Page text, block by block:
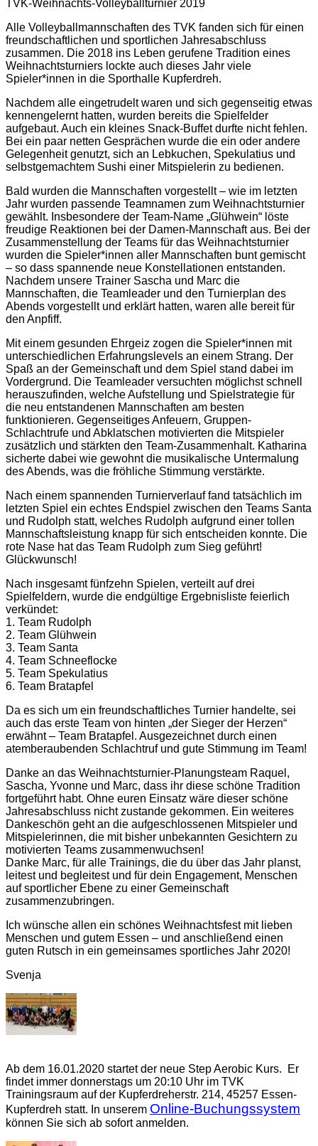
TVK-Weihnachts-Volleyballturnier 2019
Alle Volleyballmannschaften des TVK fanden sich für einen
freundschaftlichen und sportlichen Jahresabschluss
zusammen. Die 2018 ins Leben gerufene Tradition eines
Weihnachtsturniers lockte auch dieses Jahr viele
Spieler*innen in die Sporthalle Kupferdreh.
Nachdem alle eingetrudelt waren und sich gegenseitig etwas
kennengelernt hatten, wurden bereits die Spielfelder
aufgebaut. Auch ein kleines Snack-Buffet durfte nicht fehlen.
Bei ein paar netten Gesprächen wurde die ein oder andere
Gelegenheit genutzt, sich an Lebkuchen, Spekulatius und
selbstgemachtem Sushi einer Mitspielerin zu bedienen.
Bald wurden die Mannschaften vorgestellt – wie im letzten
Jahr wurden passende Teamnamen zum Weihnachtsturnier
gewählt. Insbesondere der Team-Name „Glühwein“ löste
freudige Reaktionen bei der Damen-Mannschaft aus. Bei der
Zusammenstellung der Teams für das Weihnachtsturnier
wurden die Spieler*innen aller Mannschaften bunt gemischt
– so dass spannende neue Konstellationen entstanden.
Nachdem unsere Trainer Sascha und Marc die
Mannschaften, die Teamleader und den Turnierplan des
Abends vorgestellt und erklärt hatten, waren alle bereit für
den Anpfiff.
Mit einem gesunden Ehrgeiz zogen die Spieler*innen mit
unterschiedlichen Erfahrungslevels an einem Strang. Der
Spaß an der Gemeinschaft und dem Spiel stand dabei im
Vordergrund. Die Teamleader versuchten möglichst schnell
herauszufinden, welche Aufstellung und Spielstrategie für
die neu entstandenen Mannschaften am besten
funktionieren. Gegenseitiges Anfeuern, Gruppen-
Schlachtrufe und Abklatschen motivierten die Mitspieler
zusätzlich und stärkten den Team-Zusammenhalt. Katharina
sicherte dabei wie gewohnt die musikalische Untermalung
des Abends, was die fröhliche Stimmung verstärkte.
Nach einem spannenden Turnierverlauf fand tatsächlich im
letzten Spiel ein echtes Endspiel zwischen den Teams Santa
und Rudolph statt, welches Rudolph aufgrund einer tollen
Mannschaftsleistung knapp für sich entscheiden konnte. Die
rote Nase hat das Team Rudolph zum Sieg geführt!
Glückwunsch!
Nach insgesamt fünfzehn Spielen, verteilt auf drei
Spielfeldern, wurde die endgültige Ergebnisliste feierlich
verkündet:
1. Team Rudolph
2. Team Glühwein
3. Team Santa
4. Team Schneeflocke
5. Team Spekulatius
6. Team Bratapfel
Da es sich um ein freundschaftliches Turnier handelte, sei
auch das erste Team von hinten „der Sieger der Herzen“
erwähnt – Team Bratapfel. Ausgezeichnet durch einen
atemberaubenden Schlachtruf und gute Stimmung im Team!
Danke an das Weihnachtsturnier-Planungsteam Raquel,
Sascha, Yvonne und Marc, dass ihr diese schöne Tradition
fortgeführt habt. Ohne euren Einsatz wäre dieser schöne
Jahresabschluss nicht zustande gekommen. Ein weiteres
Dankeschön geht an die aufgeschlossenen Mitspieler und
Mitspielerinnen, die mit bisher unbekannten Gesichtern zu
motivierten Teams zusammenwuchsen!
Danke Marc, für alle Trainings, die du über das Jahr planst,
leitest und begleitest und für dein Engagement, Menschen
auf sportlicher Ebene zu einer Gemeinschaft
zusammenzubringen.
Ich wünsche allen ein schönes Weihnachtsfest mit lieben
Menschen und gutem Essen – und anschließend einen
guten Rutsch in ein gemeinsames sportliches Jahr 2020!
Svenja
Ab dem 16.01.2020 startet der neue Step Aerobic Kurs. Er
findet immer donnerstags um 20:10 Uhr im TVK
Trainingsraum auf der Kupferdreherstr. 214, 45257 Essen-
Kupferdreh statt. In unserem Online-Buchungssystem
können Sie sich ab sofort anmelden.